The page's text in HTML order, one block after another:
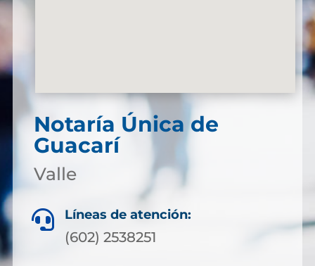
Notaría Única de
Guacarí
Valle
 Líneas de atención:
(602) 2538251